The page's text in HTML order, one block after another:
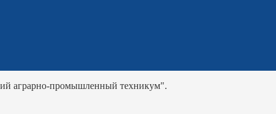
аграрно-промышленный техникум".